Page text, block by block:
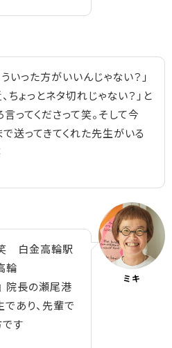
ういった方がいいんじゃない？」
ちょっとネタ切れじゃない？」と
ってくださって笑。そして今
で送ってきてくれた先生がいる
笑 白金高輪駅
輪
院長の瀬尾港
あり、先輩で
です
ミキ